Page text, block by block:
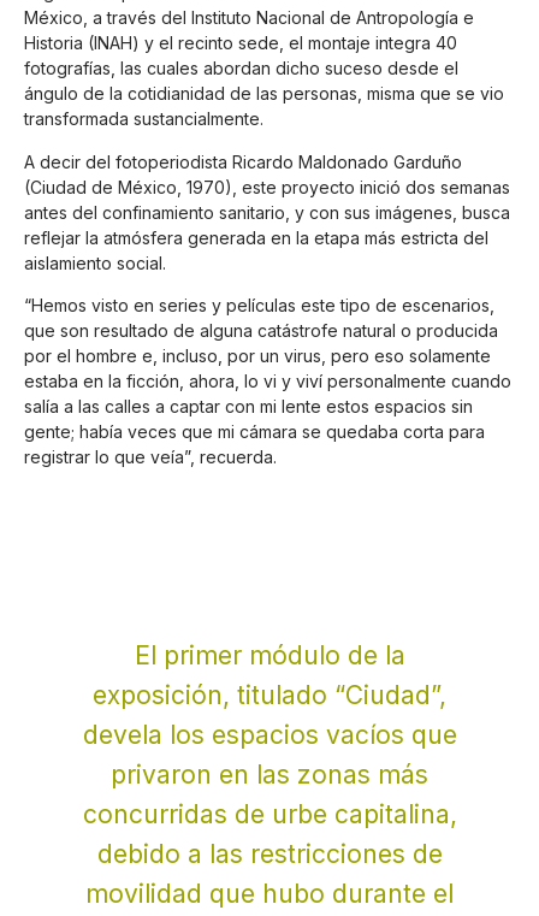
México, a través del Instituto Nacional de Antropología e
Historia (INAH) y el recinto sede, el montaje integra 40
fotografías, las cuales abordan dicho suceso desde el
ángulo de la cotidianidad de las personas, misma que se vio
transformada sustancialmente.
A decir del fotoperiodista Ricardo Maldonado Garduño
(Ciudad de México, 1970), este proyecto inició dos semanas
antes del confinamiento sanitario, y con sus imágenes, busca
reflejar la atmósfera generada en la etapa más estricta del
aislamiento social.
“Hemos visto en series y películas este tipo de escenarios,
que son resultado de alguna catástrofe natural o producida
por el hombre e, incluso, por un virus, pero eso solamente
estaba en la ficción, ahora, lo vi y viví personalmente cuando
salía a las calles a captar con mi lente estos espacios sin
gente; había veces que mi cámara se quedaba corta para
registrar lo que veía”, recuerda.
El primer módulo de la
exposición, titulado “Ciudad”,
devela los espacios vacíos que
privaron en las zonas más
concurridas de urbe capitalina,
debido a las restricciones de
movilidad que hubo durante el